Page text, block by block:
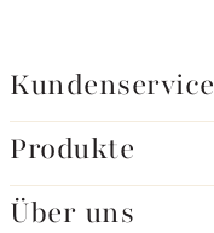
Kundenservice
Produkte
Über uns